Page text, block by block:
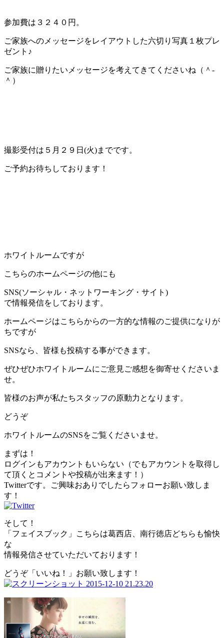
参加費は３２４０円。
ご家族へのメッセージをレイアウトした六切り写真１枚プレ
ゼント♪
ご家族に贈りたいメッセージを考えてきてくださいね（＾-
＾）
撮影受付は５月２９日(火)までです。
ご予約お待ちしております！
ホワイトルームですが
こちらのホームページの他にも
SNS(ソーシャル・ネットワーキング・サイト)
で情報発信をしております。
ホームページはこちらからの一方的な情報のご提供になりが
ちですが
SNSなら、皆様も投稿する事ができます。
ぜひぜひホワイトルームにご意見ご感想を御寄せくださいま
せ。
皆様のお声が私たちスタッフの原動力となります。
どうぞ
ホワイトルームのSNSをご覧くださいませ。
まずは！
ログインもアカウントもいらない（でもアカウントを取得し
て頂くとコメントや投稿が出来ます！）
Twitterです。ご興味おありでしたらフォローお願い致しま
す！
そして！
「フェイスブック」こちらは葛西店、南行徳店どちらも愉快
な
情報発信させていただいております！
どうぞ「いいね！」お願い致します！